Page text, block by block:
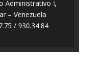
Administrativo I,
– Venezuela
/ 930.34.84